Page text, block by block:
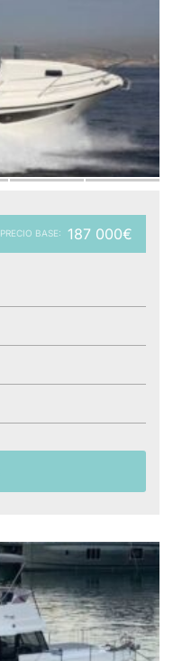
PRECIO BASE: 187 000€